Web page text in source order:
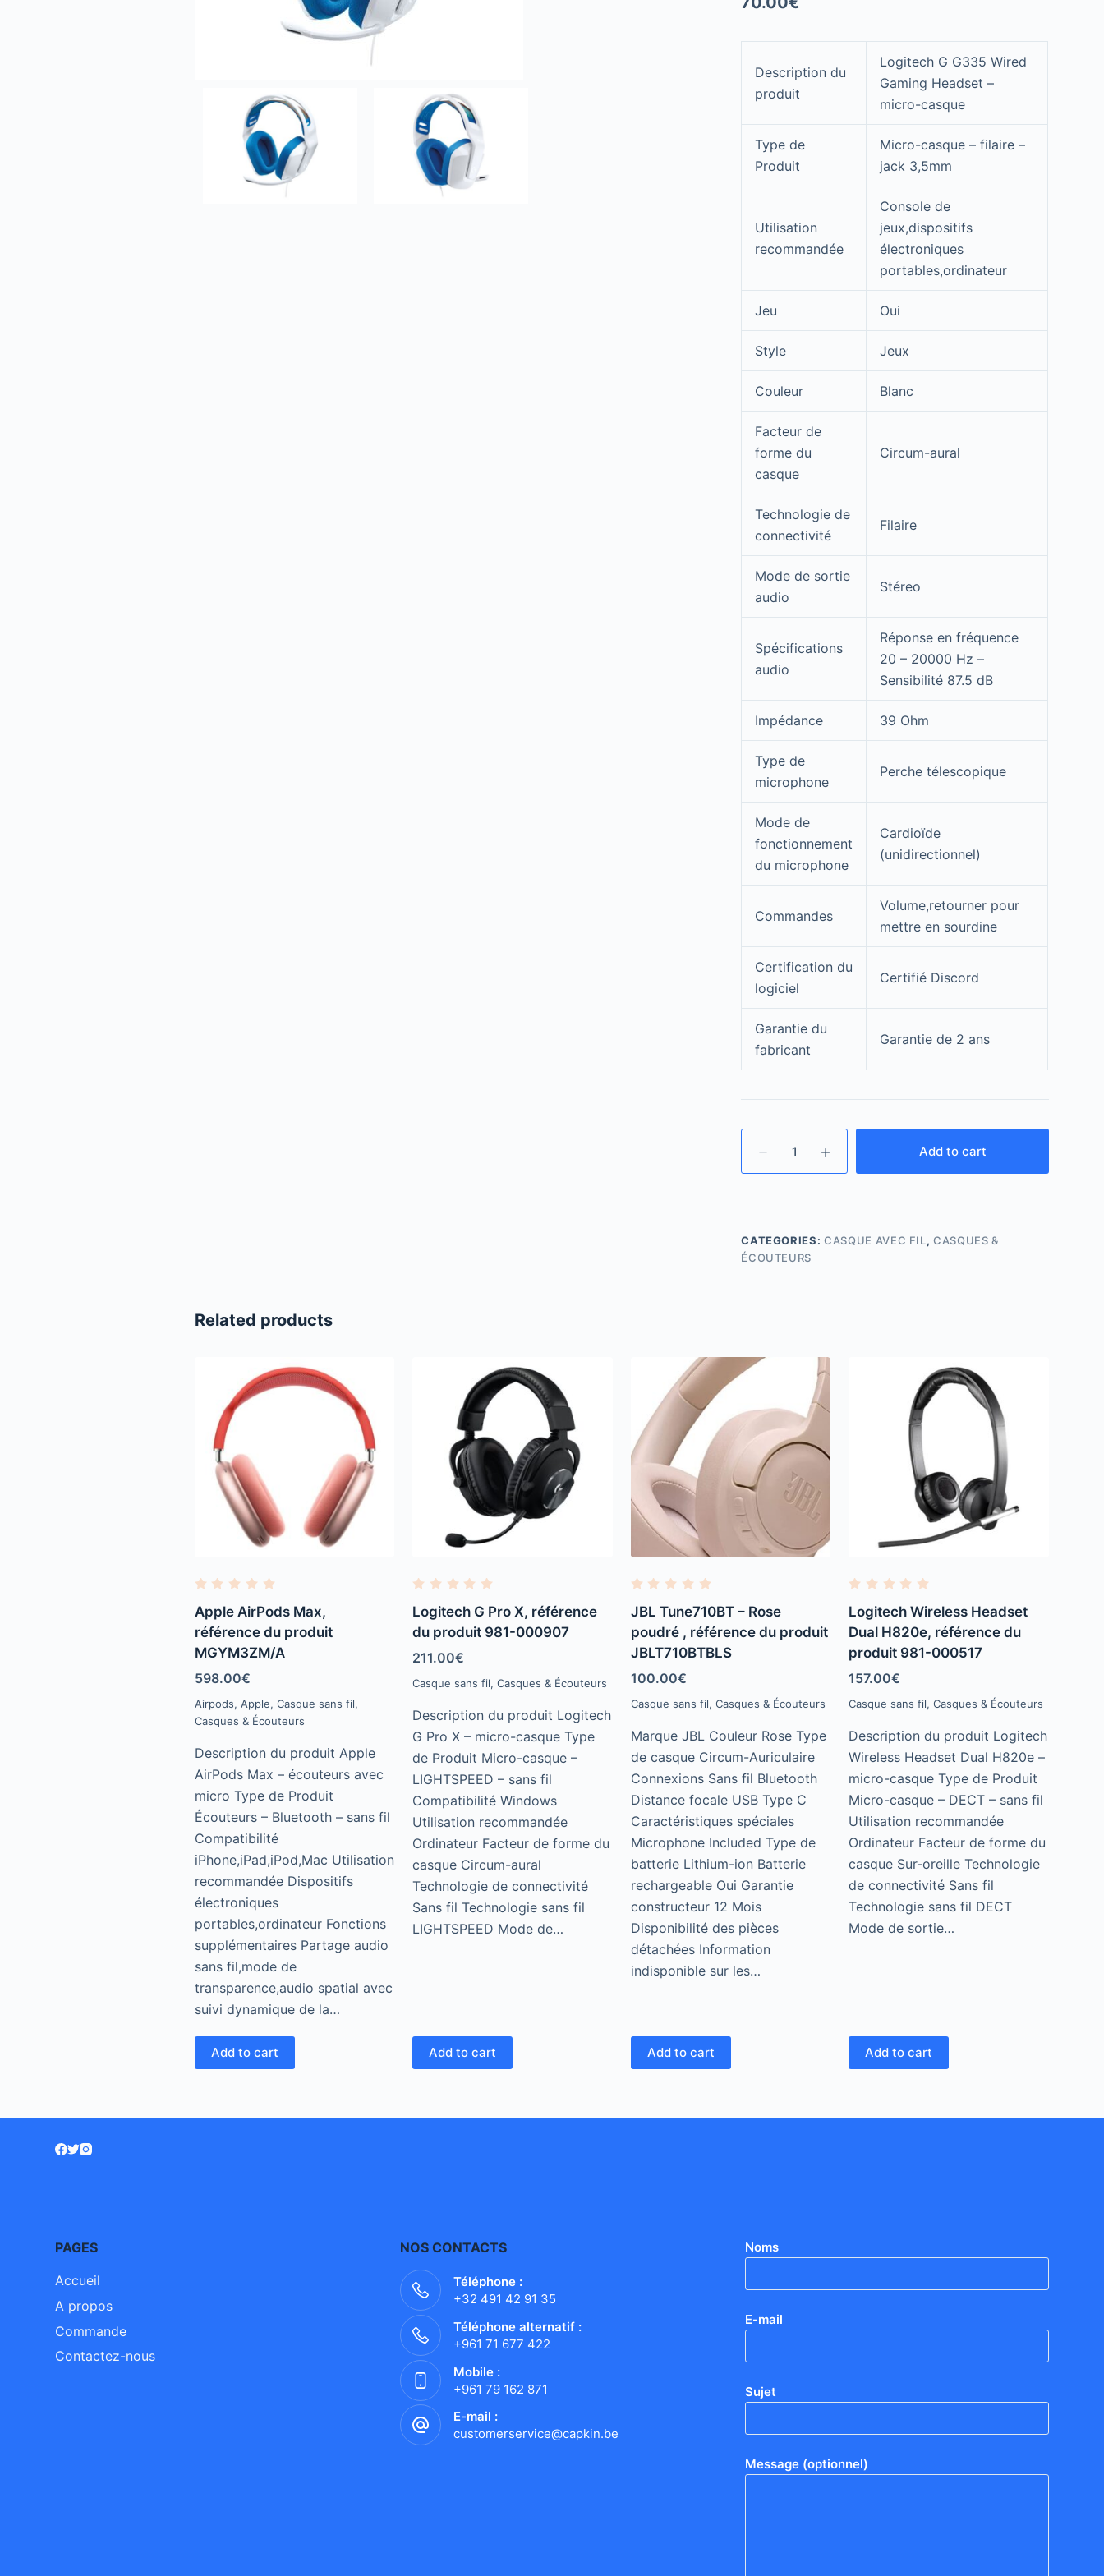
Description du
produit
Logitech G G335 Wired
Gaming Headset –
micro-casque
Type de
Produit
Micro-casque – filaire –
jack 3,5mm
Utilisation
recommandée
Console de
jeux,dispositifs
électroniques
portables,ordinateur
Jeu Oui
Style Jeux
Couleur Blanc
Facteur de
forme du
casque
Circum-aural
Technologie de
connectivité
Filaire
Mode de sortie
audio
Stéreo
Spécifications
audio
Réponse en fréquence
20 – 20000 Hz –
Sensibilité 87.5 dB
Impédance 39 Ohm
Type de
microphone
Perche télescopique
Mode de
fonctionnement
du microphone
Cardioïde
(unidirectionnel)
Commandes
Volume,retourner pour
mettre en sourdine
Certification du
logiciel
Certifié Discord
Garantie du
fabricant
Garantie de 2 ans
Add to cart
CATEGORIES:CASQUE AVEC FIL,CASQUES &
ÉCOUTEURS
Related products
a
t
e
d
0
u
t
o
f
5
Apple AirPods Max,
référence du produit
MGYM3ZM/A
598.00€
Airpods, Apple, Casque sans fil,
Casques & Écouteurs
Description du produit Apple
AirPods Max – écouteurs avec
micro Type de Produit
Écouteurs – Bluetooth – sans fil
Compatibilité
iPhone,iPad,iPod,Mac Utilisation
recommandée Dispositifs
électroniques
portables,ordinateur Fonctions
supplémentaires Partage audio
sans fil,mode de
transparence,audio spatial avec
suivi dynamique de la…
Add to cart
a
t
e
d
0
o
t
f
5
Logitech G Pro X, référence
du produit 981-000907
211.00€
Casque sans fil,Casques & Écouteurs
Description du produit Logitech
G Pro X – micro-casque Type
de Produit Micro-casque –
LIGHTSPEED – sans fil
Compatibilité Windows
Utilisation recommandée
Ordinateur Facteur de forme du
casque Circum-aural
Technologie de connectivité
Sans fil Technologie sans fil
LIGHTSPEED Mode de…
Add to cart
a
t
e
d
0
u
t
o
f
JBL Tune710BT – Rose
poudré , référence du produit
JBLT710BTBLS
100.00€
Casque sans fil, Casques & Écouteurs
Marque ‎JBL Couleur ‎Rose Type
de casque ‎Circum-Auriculaire
Connexions ‎Sans fil Bluetooth
Distance focale ‎USB Type C
Caractéristiques spéciales
‎Microphone Included Type de
batterie ‎Lithium-ion Batterie
rechargeable ‎Oui Garantie
constructeur ‎12 Mois
Disponibilité des pièces
détachées ‎Information
indisponible sur les…
Add to cart
a
t
e
d
0
o
u
t
o
f
Logitech Wireless Headset
Dual H820e, référence du
produit 981-000517
157.00€
Casque sans fil,Casques & Écouteurs
Description du produit Logitech
Wireless Headset Dual H820e –
micro-casque Type de Produit
Micro-casque – DECT – sans fil
Utilisation recommandée
Ordinateur Facteur de forme du
casque Sur-oreille Technologie
de connectivité Sans fil
Technologie sans fil DECT
Mode de sortie…
Add to cart
PAGES
Accueil
A propos
Commande
Contactez-nous
NOS CONTACTS
Téléphone :
+32 491 42 91 35
Téléphone alternatif :
+961 71 677 422
Mobile :
+961 79 162 871
E-mail :
customerservice@capkin.be
Noms
E-mail
Sujet
Message (optionnel)